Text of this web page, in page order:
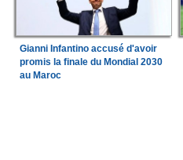
Gianni Infantino accusé d'avoir
promis la finale du Mondial 2030
au Maroc